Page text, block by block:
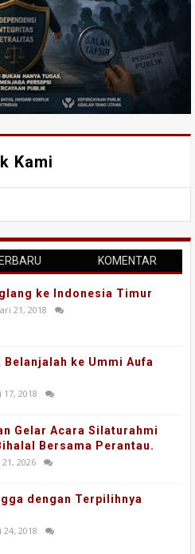
Kami
KOMENTAR
ke Indonesia Timur
21, 2018
Belanjalah ke Ummi Aufa
17, 2018
Gelar Acara Silaturahmi
Bersama Perantau.
2026
dengan Terpilihnya
24, 2018